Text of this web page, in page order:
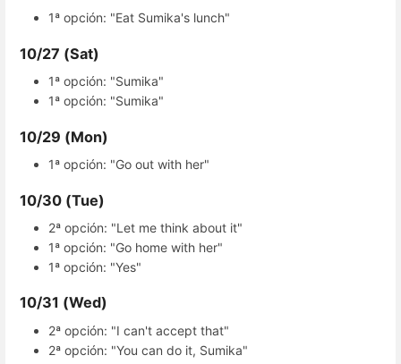
1ª opción: "Eat Sumika's lunch"
10/27 (Sat)
1ª opción: "Sumika"
1ª opción: "Sumika"
10/29 (Mon)
1ª opción: "Go out with her"
10/30 (Tue)
2ª opción: "Let me think about it"
1ª opción: "Go home with her"
1ª opción: "Yes"
10/31 (Wed)
2ª opción: "I can't accept that"
2ª opción: "You can do it, Sumika"